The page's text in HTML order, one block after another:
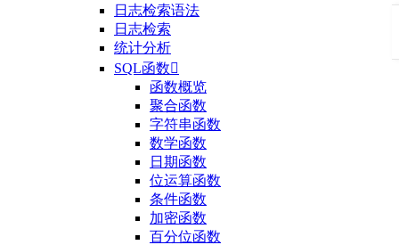
日志检索语法
日志检索
统计分析
SQL函数
函数概览
聚合函数
字符串函数
数学函数
日期函数
位运算函数
条件函数
加密函数
百分位函数